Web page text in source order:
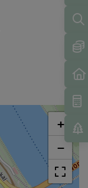
+
−